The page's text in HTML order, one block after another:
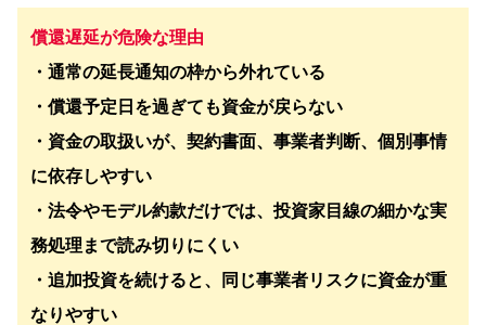
償還遅延が危険な理由
・通常の延長通知の枠から外れている
・償還予定日を過ぎても資金が戻らない
・資金の取扱いが、契約書面、事業者判断、個別事情
に依存しやすい
・法令やモデル約款だけでは、投資家目線の細かな実
務処理まで読み切りにくい
・追加投資を続けると、同じ事業者リスクに資金が重
なりやすい